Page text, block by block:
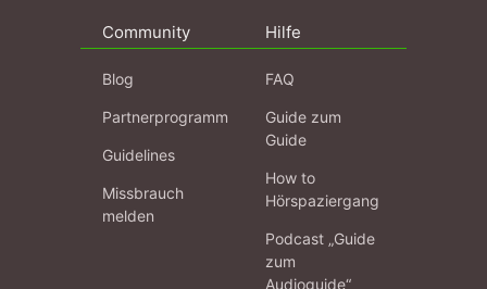
Community
Blog
Partnerprogramm
Guidelines
Missbrauch
melden
Hilfe
FAQ
Guide zum
Guide
How to
Hörspaziergang
Podcast „Guide
zum
Audioguide“